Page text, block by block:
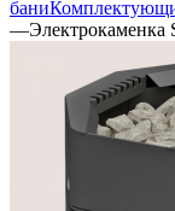
бани
—Электрокаменка